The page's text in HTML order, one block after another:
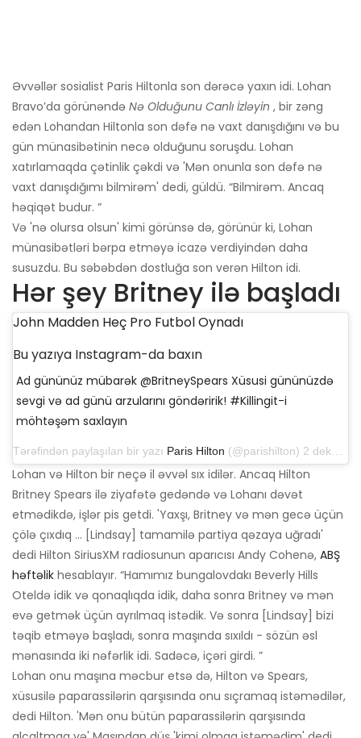
Əvvəllər sosialist Paris Hiltonla son dərəcə yaxın idi. Lohan
Bravo’da görünəndə Nə Olduğunu Canlı İzləyin , bir zəng
edən Lohandan Hiltonla son dəfə nə vaxt danışdığını və bu
gün münasibətinin necə olduğunu soruşdu. Lohan
xatırlamaqda çətinlik çəkdi və 'Mən onunla son dəfə nə
vaxt danışdığımı bilmirəm' dedi, güldü. “Bilmirəm. Ancaq
həqiqət budur. ”
Və 'nə olursa olsun' kimi görünsə də, görünür ki, Lohan
münasibətləri bərpa etməyə icazə verdiyindən daha
susuzdu. Bu səbəbdən dostluğa son verən Hilton idi.
Hər şey Britney ilə başladı
John Madden Heç Pro Futbol Oynadı
Bu yazıya Instagram-da baxın
Ad gününüz mübarək @BritneySpears Xüsusi gününüzdə
sevgi və ad günü arzularını göndəririk! #Killingit-i
möhtəşəm saxlayın
Tərəfindən paylaşılan bir yazı Paris Hilton (@parishilton) 2 dekabr 2018-ci il tarixində, saat 21: 23-də PST
Lohan və Hilton bir neçə il əvvəl sıx idilər. Ancaq Hilton
Britney Spears ilə ziyafətə gedəndə və Lohanı dəvət
etmədikdə, işlər pis getdi. 'Yaxşı, Britney və mən gecə üçün
çölə çıxdıq ... [Lindsay] tamamilə partiya qəzaya uğradı'
dedi Hilton SiriusXM radiosunun aparıcısı Andy Cohenə, ABŞ
həftəlik hesablayır. “Hamımız bungalovdakı Beverly Hills
Oteldə idik və qonaqlıqda idik, daha sonra Britney və mən
evə getmək üçün ayrılmaq istədik. Və sonra [Lindsay] bizi
təqib etməyə başladı, sonra maşında sıxıldı - sözün əsl
mənasında iki nəfərlik idi. Sadəcə, içəri girdi. ”
Lohan onu maşına məcbur etsə də, Hilton və Spears,
xüsusilə paparassilərin qarşısında onu sıçramaq istəmədilər,
dedi Hilton. 'Mən onu bütün paparassilərin qarşısında